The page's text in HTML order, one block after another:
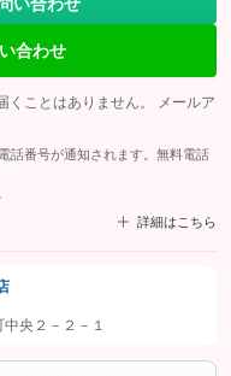
合わせ
くことはありません。 メールア
話番号が通知されます。無料電話
詳細はこちら
してから「許可する」ボタンを押
央２－２－１